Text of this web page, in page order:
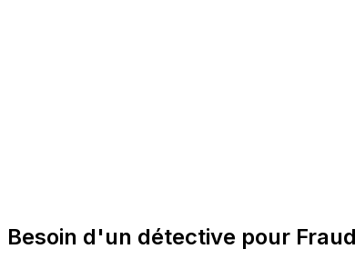
Besoin d'un détective pour